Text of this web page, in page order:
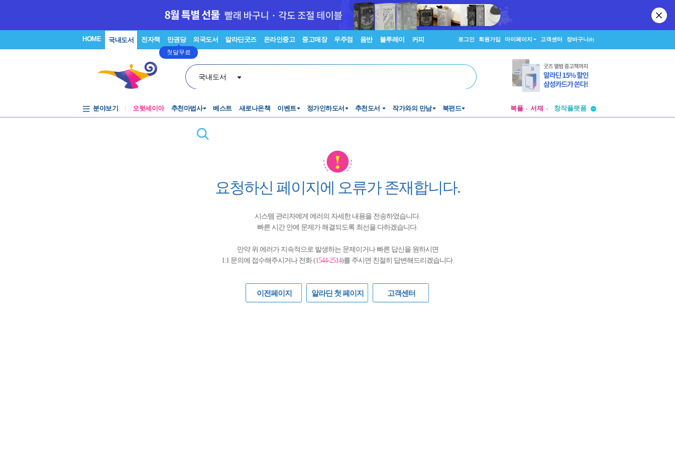
HOME 국내도서 전자책 만권당
첫달무료
외국도서 알라딘굿즈 온라인중고 중고매장 우주점 음반 블루레이 커피 로그인 회원가입 마이페이지 고객센터 장바구니(0)
국내도서
분야보기 오뒷세이아 추천마법사 베스트 새로나온책 이벤트 정가인하도서 추천도서 작가와의 만남 북펀드 북플 서재
창작플랫폼
요청하신 페이지에 오류가 존재합니다.
시스템 관리자에게 에러의 자세한 내용을 전송하였습니다.
빠른 시간 안에 문제가 해결되도록 최선을 다하겠습니다.
만약 위 에러가 지속적으로 발생하는 문제이거나 빠른 답신을 원하시면
1:1 문의에 접수해주시거나 전화 (1544-2514)를 주시면 친절히 답변해드리겠습니다.
이전페이지 알라딘 첫 페이지 고객센터